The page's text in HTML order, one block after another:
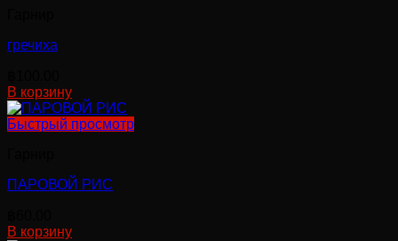
гречиха
В корзину
Быстрый просмотр
ПАРОВОЙ РИС
В корзину